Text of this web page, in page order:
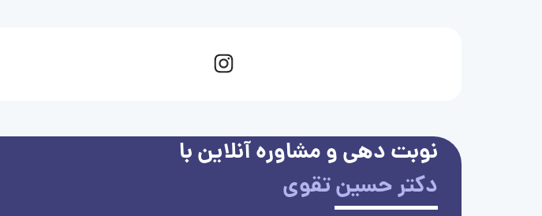
نوبت دهی و مشاوره آنلاین با
دکتر حسین تقوی